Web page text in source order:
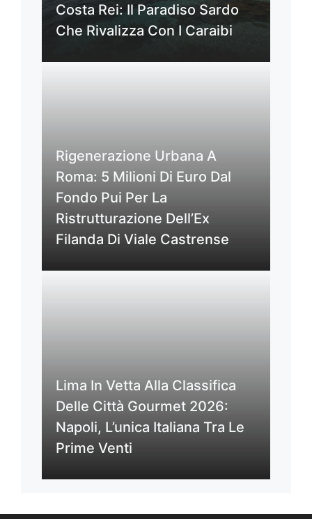
Costa Rei: Il Paradiso Sardo
Che Rivalizza Con I Caraibi
Rigenerazione Urbana A
Roma: 5 Milioni Di Euro Dal
Fondo Pui Per La
Ristrutturazione Dell’Ex
Filanda Di Viale Castrense
Lima In Vetta Alla Classifica
Delle Città Gourmet 2026:
Napoli, L’unica Italiana Tra Le
Prime Venti